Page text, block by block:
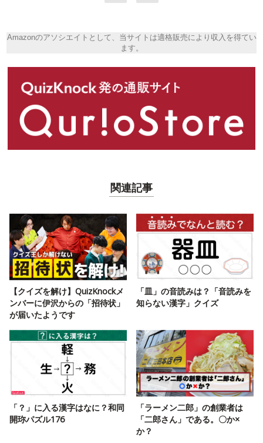
Amazonのアソシエイトとして、当サイトは適格販売により収入を得てい
ます。
関連記事
【クイズを解け】QuizKnockメ
ンバーに伊沢からの「招待状」
が届いたようです
「皿」の音読みは？「音読みを
知らない漢字」クイズ
「？」に入る漢字はなに？和同
開珎パズル176
「ラーメン二郎」の創業者は
「二郎さん」である。〇か×
か？